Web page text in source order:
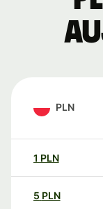
PLN
1 PLN
5 PLN